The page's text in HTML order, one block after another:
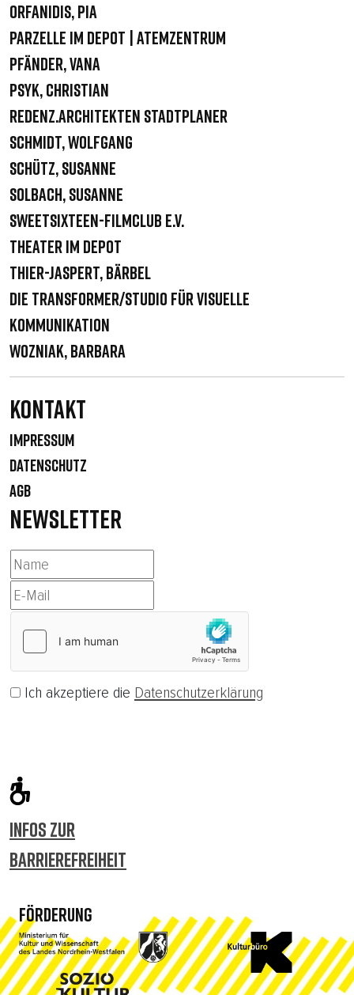
Orfanidis, Pia
Parzelle im Depot | Atemzentrum
Pfänder, Vana
Psyk, Christian
Redenz.Architekten Stadtplaner
Schmidt, Wolfgang
Schütz, Susanne
Solbach, Susanne
sweetSixteen-filmclub e.V.
Theater im Depot
Thier-Jaspert, Bärbel
Die Transformer/Studio für visuelle
Kommunikation
Wozniak, Barbara
Kontakt
IMPRESSUM
DATENSCHUTZ
AGB
NEWSLETTER
Ich akzeptiere die Datenschutzerklärung
INFOS ZUR
BARRIEREFREIHEIT
FÖRDERUNG